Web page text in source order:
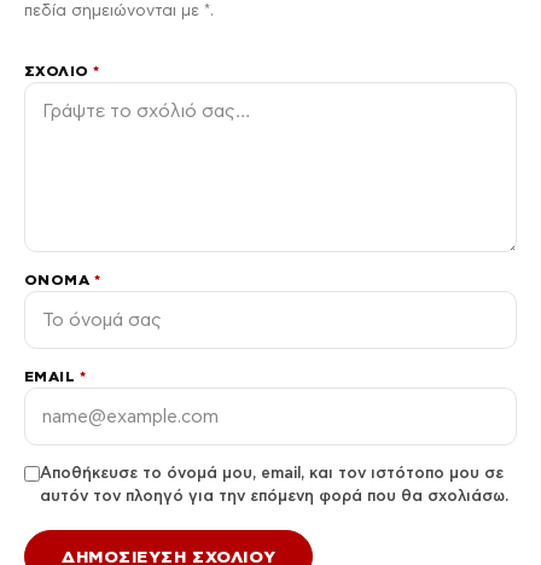
πεδία σημειώνονται με *.
ΣΧΌΛΙΟ*
ΌΝΟΜΑ *
EMAIL *
Αποθήκευσε το όνομά μου, email, και τον ιστότοπο μου σε
αυτόν τον πλοηγό για την επόμενη φορά που θα σχολιάσω.